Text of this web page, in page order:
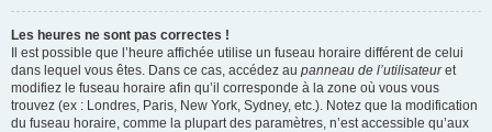
Les heures ne sont pas correctes !
Il est possible que l’heure affichée utilise un fuseau horaire différent de celui
dans lequel vous êtes. Dans ce cas, accédez au panneau de l’utilisateuret
modifiez le fuseau horaire afin qu’il corresponde à la zone où vous vous
trouvez (ex : Londres, Paris, New York, Sydney, etc.). Notez que la modification
du fuseau horaire, comme la plupart des paramètres, n’est accessible qu’aux